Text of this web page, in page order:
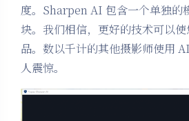
度。Sharpen AI 包含一个单独的
块。我们相信，更好的技术可以
品。数以千计的其他摄影师使用
人震惊。